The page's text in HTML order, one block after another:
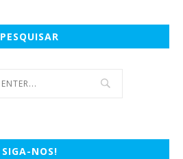
PESQUISAR
SIGA-NOS!